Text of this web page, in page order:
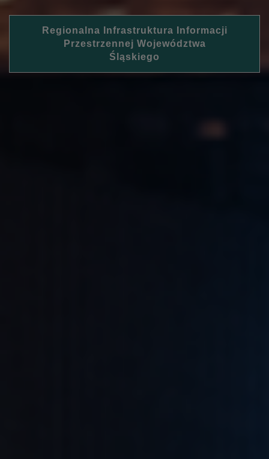
Regionalna Infrastruktura Informacji
Przestrzennej Województwa
Śląskiego